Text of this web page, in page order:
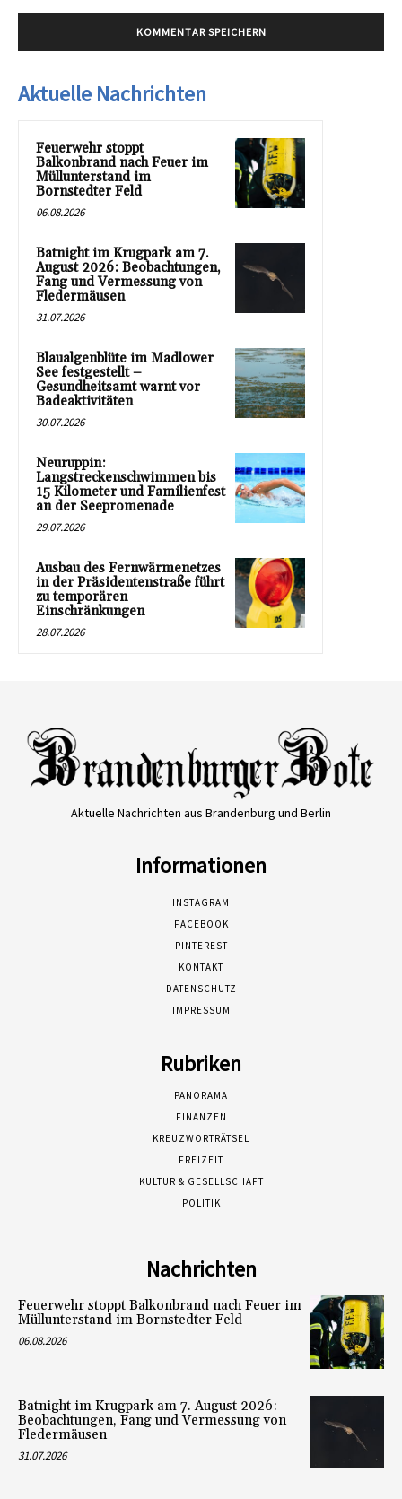
Aktuelle Nachrichten
Feuerwehr stoppt
Balkonbrand nach Feuer im
Müllunterstand im
Bornstedter Feld
06.08.2026
Batnight im Krugpark am 7.
August 2026: Beobachtungen,
Fang und Vermessung von
Fledermäusen
31.07.2026
Blaualgenblüte im Madlower
See festgestellt –
Gesundheitsamt warnt vor
Badeaktivitäten
30.07.2026
Neuruppin:
Langstreckenschwimmen bis
15 Kilometer und Familienfest
an der Seepromenade
29.07.2026
Ausbau des Fernwärmenetzes
in der Präsidentenstraße führt
zu temporären
Einschränkungen
28.07.2026
Aktuelle Nachrichten aus Brandenburg und Berlin
Informationen
INSTAGRAM
FACEBOOK
PINTEREST
KONTAKT
DATENSCHUTZ
IMPRESSUM
Rubriken
PANORAMA
FINANZEN
KREUZWORTRÄTSEL
FREIZEIT
KULTUR & GESELLSCHAFT
POLITIK
Nachrichten
Feuerwehr stoppt Balkonbrand nach Feuer im
Müllunterstand im Bornstedter Feld
06.08.2026
Batnight im Krugpark am 7. August 2026:
Beobachtungen, Fang und Vermessung von
Fledermäusen
31.07.2026